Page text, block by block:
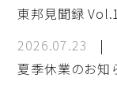
東邦見聞録
2026.07.23
夏季休業のお知